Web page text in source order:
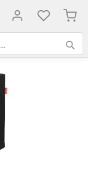
Mon